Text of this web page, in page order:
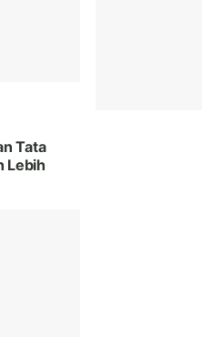
Tata
Lebih